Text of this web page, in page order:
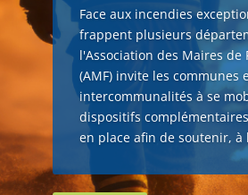
Face aux incendies
frappent plusieurs
l'Association des Maires de
(AMF) invite les communes
intercommunalités à se
dispositifs
en place afin de soutenir, à